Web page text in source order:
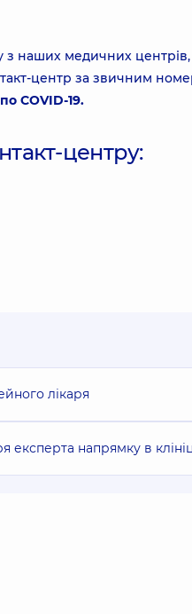
з наших медичних
центр за звичним
COVID-19.
центру:
лікаря
експерта напрямку в